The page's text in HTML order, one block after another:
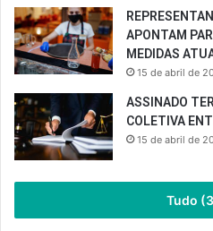
APONTAM
MEDIDAS
15 de abril de
ASSINADO
COLETIVA
15 de abril de
Tudo